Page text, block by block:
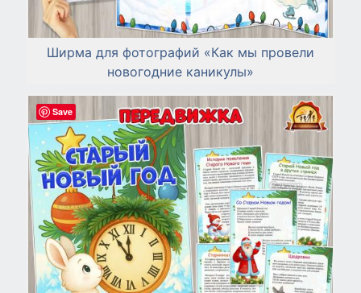
Ширма для фотографий «Как мы провели
новогодние каникулы»
Save